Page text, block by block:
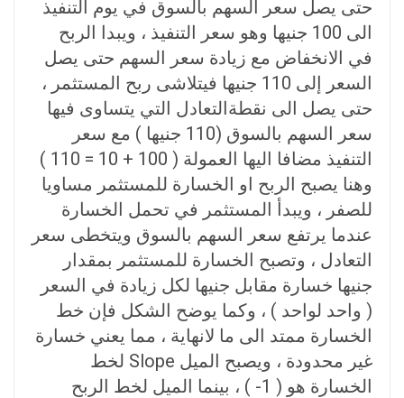
حتى يصل سعر السهم بالسوق في يوم التنفيذ
الى 100 جنيها وهو سعر التنفيذ ، ويبدا الربح
في الانخفاض مع زيادة سعر السهم حتى يصل
السعر إلى 110 جنيها فيتلاشى ربح المستثمر ،
حتى يصل الى نقطةالتعادل التي يتساوى فيها
سعر السهم بالسوق (110 جنيها ) مع سعر
التنفيذ مضافا اليها العمولة ( 100 + 10 = 110 )
وهنا يصبح الربح او الخسارة للمستثمر مساويا
للصفر ، ويبدأ المستثمر في تحمل الخسارة
عندما يرتفع سعر السهم بالسوق ويتخطى سعر
التعادل ، وتصبح الخسارة للمستثمر بمقدار
جنيها خسارة مقابل جنيها لكل زيادة في السعر
( واحد لواحد ) ، وكما يوضح الشكل فإن خط
الخسارة ممتد الى ما لانهاية ، مما يعني خسارة
غير محدودة ، ويصبح الميل Slope لخط
الخسارة هو ( 1- ) ، بينما الميل لخط الربح